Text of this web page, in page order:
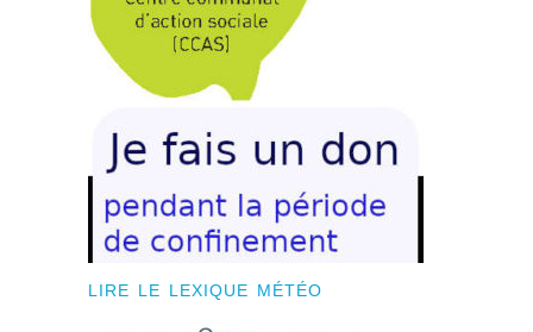
LIRE LE LEXIQUE MÉTÉO